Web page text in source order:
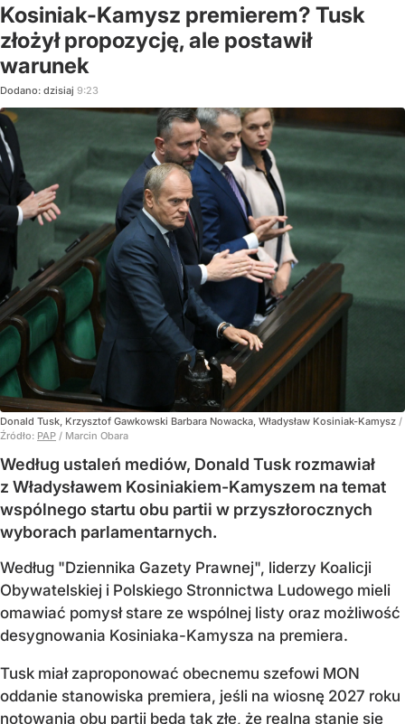
Kosiniak-Kamysz premierem? Tusk
złożył propozycję, ale postawił
warunek
Dodano: dzisiaj 9:23
Donald Tusk, Krzysztof Gawkowski Barbara Nowacka, Władysław Kosiniak-Kamysz /
Źródło: PAP / Marcin Obara
Według ustaleń mediów, Donald Tusk rozmawiał
z Władysławem Kosiniakiem-Kamyszem na temat
wspólnego startu obu partii w przyszłorocznych
wyborach parlamentarnych.
Według "Dziennika Gazety Prawnej", liderzy Koalicji
Obywatelskiej i Polskiego Stronnictwa Ludowego mieli
omawiać pomysł stare ze wspólnej listy oraz możliwość
desygnowania Kosiniaka-Kamysza na premiera.
Tusk miał zaproponować obecnemu szefowi MON
oddanie stanowiska premiera, jeśli na wiosnę 2027 roku
notowania obu partii będą tak złe, że realna stanie się